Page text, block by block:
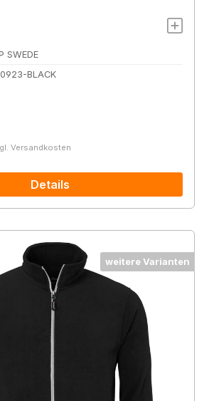
SWEDE
BLACK
Versandkosten
Details
weitere Varianten